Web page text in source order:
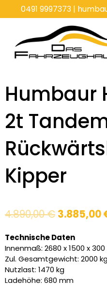
0491 9997373|
Humbaur
2t
Kipper
4.890,00€
war:
4.890,00
3.885,00
Technische Daten
Innenmaß: 2680 x 1500 x
Zul. Gesamtgewicht: 2000
Nutzlast: 1470 kg
Ladehöhe: 680 mm